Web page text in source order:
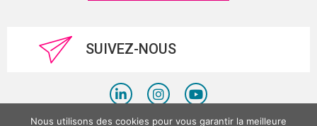
SUIVEZ-NOUS
Nous utilisons des cookies pour vous garantir la meilleure